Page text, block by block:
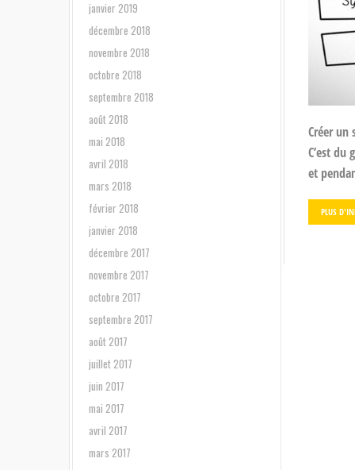
janvier 2019
décembre 2018
novembre 2018
octobre 2018
septembre 2018
août 2018
mai 2018
avril 2018
mars 2018
février 2018
janvier 2018
décembre 2017
novembre 2017
octobre 2017
septembre 2017
août 2017
juillet 2017
juin 2017
mai 2017
avril 2017
mars 2017
Créer un
C’est du
et
PLUS